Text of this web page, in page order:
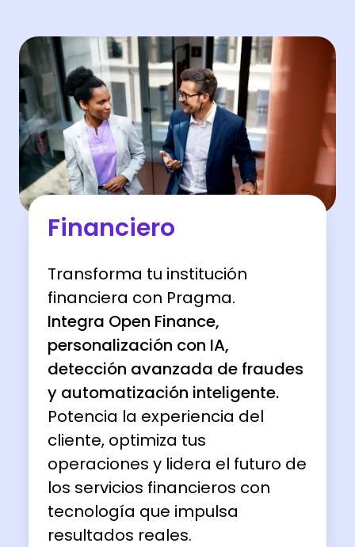
Financiero
Transforma tu institución
financiera con Pragma.
Integra Open Finance,
personalización con IA,
detección avanzada de fraudes
y automatización inteligente.
Potencia la experiencia del
cliente, optimiza tus
operaciones y lidera el futuro de
los servicios financieros con
tecnología que impulsa
resultados reales.